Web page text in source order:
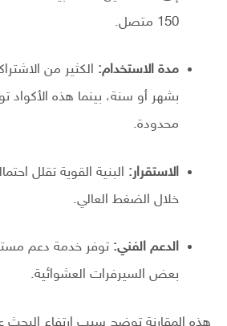
150 متصل.
مدة الاستخدام: الكثير من
بشهر أو سنة، بينما هذه الأكواد
محدودة.
الاستقرار: البنية القوية تقلل
خلال الضغط العالي.
الدعم الفني: توفر خدمة دعم
بعض السيرفرات العشوائية.
هذه المقارنة توضح سبب ارتفاع البحث